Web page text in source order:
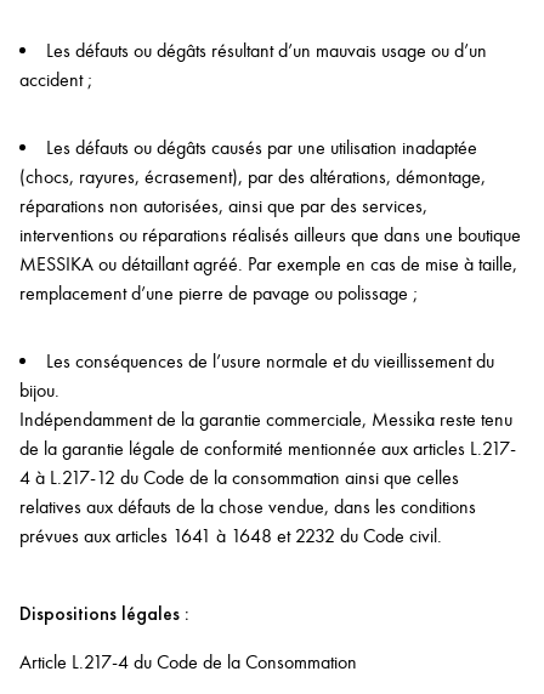
Les défauts ou dégâts résultant d’un mauvais usage ou d’un
accident ;
Les défauts ou dégâts causés par une utilisation inadaptée
(chocs, rayures, écrasement), par des altérations, démontage,
réparations non autorisées, ainsi que par des services,
interventions ou réparations réalisés ailleurs que dans une boutique
MESSIKA ou détaillant agréé. Par exemple en cas de mise à taille,
remplacement d’une pierre de pavage ou polissage ;
Les conséquences de l’usure normale et du vieillissement du
bijou.
Indépendamment de la garantie commerciale, Messika reste tenu
de la garantie légale de conformité mentionnée aux articles L.217-
4 à L.217-12 du Code de la consommation ainsi que celles
relatives aux défauts de la chose vendue, dans les conditions
prévues aux articles 1641 à 1648 et 2232 du Code civil.
Dispositions légales :
Article L.217-4 du Code de la Consommation